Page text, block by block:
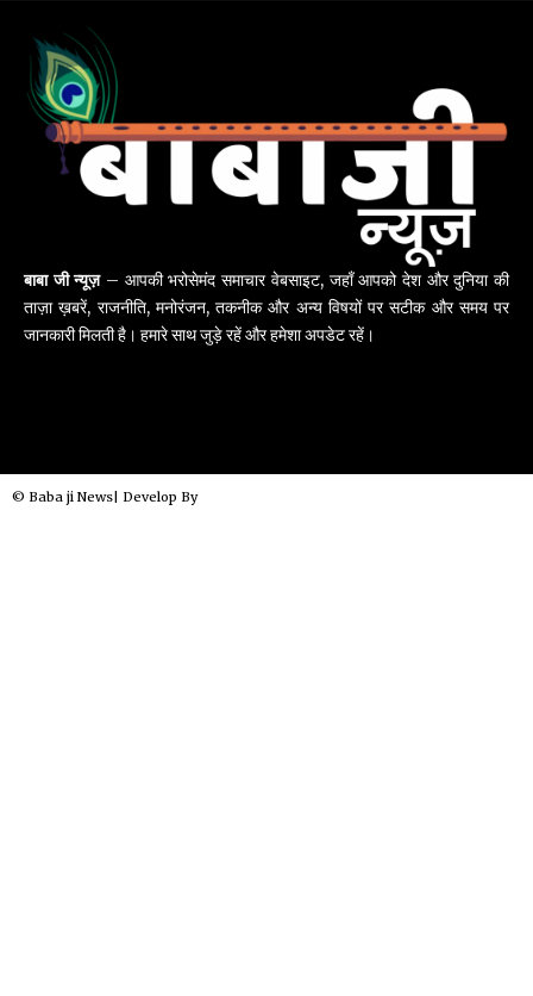
बाबा जी न्यूज़– आपकी भरोसेमंद समाचार वेबसाइट, जहाँ आपको देश और दुनिया की
ताज़ा ख़बरें, राजनीति, मनोरंजन, तकनीक और अन्य विषयों पर सटीक और समय पर
जानकारी मिलती है। हमारे साथ जुड़े रहें और हमेशा अपडेट रहें।
© Baba ji News| Develop By